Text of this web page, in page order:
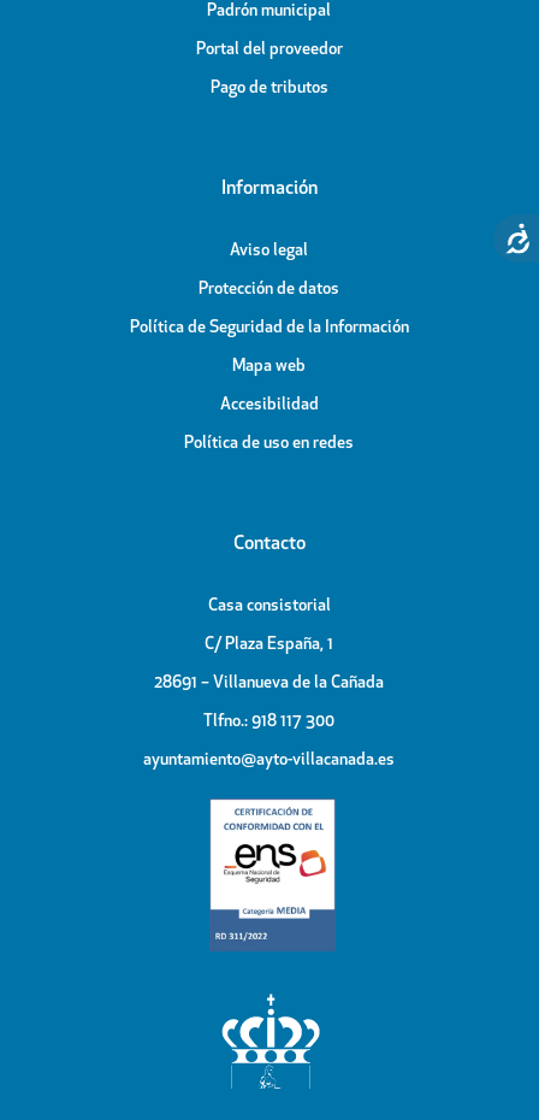
Padrón municipal
Portal del proveedor
Pago de tributos
Información
Aviso legal
Protección de datos
Política de Seguridad de la Información
Mapa web
Accesibilidad
Política de uso en redes
Contacto
Casa consistorial
C/ Plaza España, 1
28691 – Villanueva de la Cañada
Tlfno.: 918 117 300
ayuntamiento@ayto-villacanada.es